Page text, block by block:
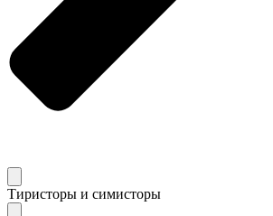
Тиристоры и симисторы